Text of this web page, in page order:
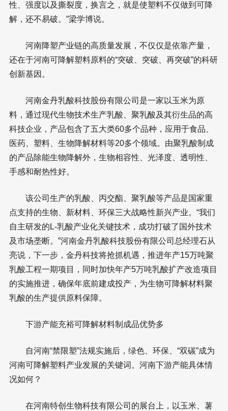
性、强度以及撕裂度，换言之，就是使塑料不仅做到可降
解，还不易破。”梁学博说。
河南降塑产业链的高质量发展，不仅仅是依靠产量，
还在于河南可降解塑料原料的“突破、突破、再突破”的科研
创新基因。
河南金丹乳酸科技股份有限公司是一家以玉米为原
料，通过现代生物技术生产乳酸、聚乳酸及其衍生品的高
科技企业，产品包含了五大类60多个品种，应用于食品、
医药、塑料、生物降解材料等20多个领域。由聚乳酸制成
的产品除能生物降解外，生物相容性、光泽度、透明性、
手感和耐热性好。
该公司生产的乳酸、丙交酯、聚乳酸等产品是国家重
点支持的生物、新材料、环保三大战略性新兴产业。“我们
自主研发的L-乳酸产业化关键技术，成功打破了国外技术
及市场垄断。”河南金丹乳酸科技股份有限公司总经理石从
亮说，下一步，金丹科技将抢抓机遇，推进年产15万吨聚
乳酸工程一期项目，同时加快年产5万吨乳酸扩产改造项目
的实施推进，确保年底前建成投产，为生物可降解材料聚
乳酸的生产提供原料保障。
下游产能充裕可降解材料制成品优势多
自河南“禁限塑”法规实施后，绿色、环保、“双碳”成为
河南可降解塑料产业发展的关键词。河南下游产能具体情
况如何？
在河南特创生物科技有限公司的展台上，以玉米、薯